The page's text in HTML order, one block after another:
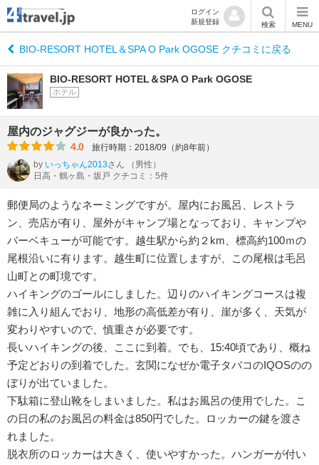
ログイン
新規登録
検索 MENU
BIO‐RESORT HOTEL＆SPA O Park OGOSE クチコミに戻る
BIO‐RESORT HOTEL＆SPA O Park OGOSE
ホテル
屋内のジャグジーが良かった。
4.0
旅行時期：2018/09（約8年前）
by いっちゃん2013さん
（男性）
日高・鶴ヶ島・坂戸 クチコミ：5件
郵便局のようなネーミングですが。屋内にお風呂、レストラ
ン、売店が有り、屋外がキャンプ場となっており、キャンプや
バーベキューが可能です。越生駅から約２km、標高約100ｍの
尾根沿いに有ります。越生町に位置しますが、この尾根は毛呂
山町との町境です。
ハイキングのゴールにしました。辺りのハイキングコースは複
雑に入り組んでおり、地形の高低差が有り、崖が多く、天気が
変わりやすいので、慎重さが必要です。
長いハイキングの後、ここに到着。でも、15:40頃であり、概ね
予定どおりの到着でした。玄関になぜか電子タバコのIQOSのの
ぼりが出ていました。
下駄箱に登山靴をしまいました。私はお風呂の使用でした。こ
の日の私のお風呂の料金は850円でした。ロッカーの鍵を渡さ
れました。
脱衣所のロッカーは大きく、使いやすかった。ハンガーが付い